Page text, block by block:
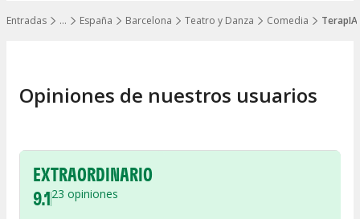
…
Mostrar todos los niveles
Entradas España Barcelona Teatro y Danza Comedia
Opiniones de nuestros usuarios
EXTRAORDINARIO
9.123 opiniones